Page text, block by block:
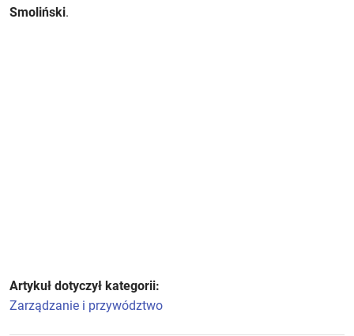
Smoliński.
Artykuł dotyczył kategorii:
Zarządzanie i przywództwo